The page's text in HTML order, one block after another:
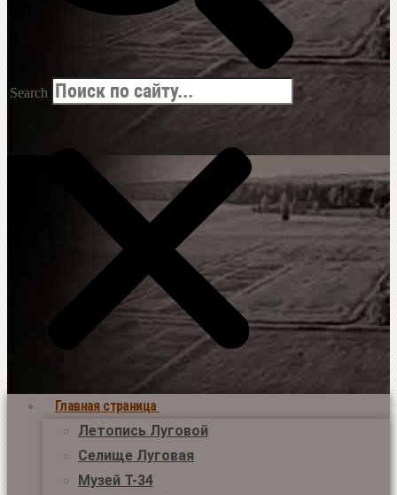
Search
Главная страница
Летопись Луговой
Селище Луговая
Музей Т-34